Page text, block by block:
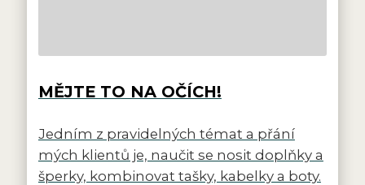
MĚJTE TO NA OČÍCH!
Jedním z pravidelných témat a přání
mých klientů je, naučit se nosit doplňky a
šperky, kombinovat tašky, kabelky a boty.